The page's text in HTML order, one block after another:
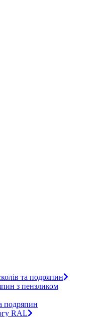
та подряпин
з пензликом
подряпин
RAL